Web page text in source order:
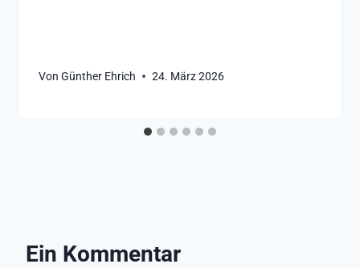
Von Günther Ehrich 24. März 2026
Ein Kommentar